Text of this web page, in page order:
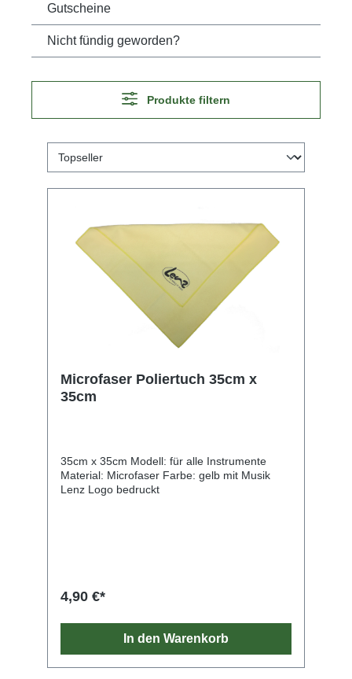
Gutscheine
Nicht fündig geworden?
Produkte filtern
Microfaser Poliertuch 35cm x
35cm
35cm x 35cm Modell: für alle Instrumente
Material: Microfaser Farbe: gelb mit Musik
Lenz Logo bedruckt
4,90 €*
In den Warenkorb